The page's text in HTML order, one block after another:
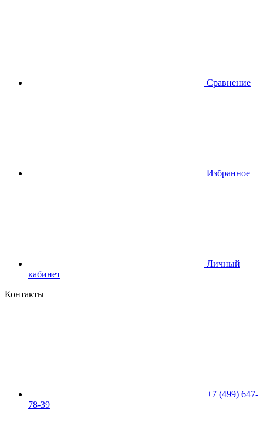
Сравнение
Избранное
Личный
кабинет
Контакты
+7 (499) 647-
78-39